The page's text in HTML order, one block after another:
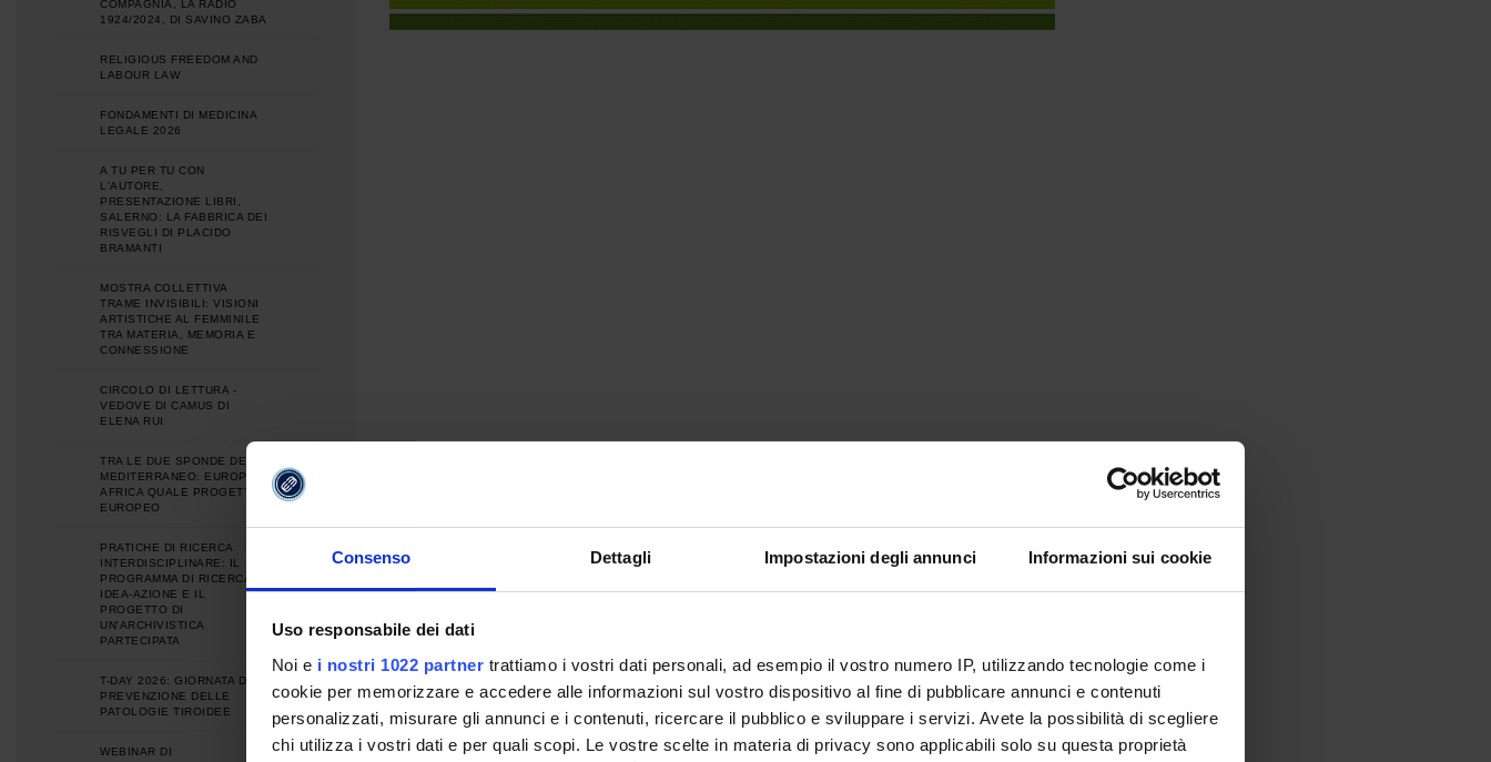
Consenso Dettagli Impostazioni degli annunci Informazioni sui cookie
Uso responsabile dei dati
Noi e i nostri 1022 partner trattiamo i vostri dati personali, ad esempio il vostro numero IP, utilizzando tecnologie come i
cookie per memorizzare e accedere alle informazioni sul vostro dispositivo al fine di pubblicare annunci e contenuti
personalizzati, misurare gli annunci e i contenuti, ricercare il pubblico e sviluppare i servizi. Avete la possibilità di scegliere
chi utilizza i vostri dati e per quali scopi. Le vostre scelte in materia di privacy sono applicabili solo su questa proprietà
COMPAGNIA, LA RADIO
1924/2024, DI SAVINO ZABA
RELIGIOUS FREEDOM AND
LABOUR LAW
FONDAMENTI DI MEDICINA
LEGALE 2026
A TU PER TU CON
L'AUTORE,
PRESENTAZIONE LIBRI,
SALERNO: LA FABBRICA DEI
RISVEGLI DI PLACIDO
BRAMANTI
MOSTRA COLLETTIVA
TRAME INVISIBILI: VISIONI
ARTISTICHE AL FEMMINILE
TRA MATERIA, MEMORIA E
CONNESSIONE
CIRCOLO DI LETTURA -
VEDOVE DI CAMUS DI
ELENA RUI
TRA LE DUE SPONDE DEL
MEDITERRANEO: EUROPA E
AFRICA QUALE PROGETTO
EUROPEO
PRATICHE DI RICERCA
INTERDISCIPLINARE: IL
PROGRAMMA DI RICERCA
IDEA-AZIONE E IL
PROGETTO DI
UN'ARCHIVISTICA
PARTECIPATA
T-DAY 2026: GIORNATA DI
PREVENZIONE DELLE
PATOLOGIE TIROIDEE
WEBINAR DI